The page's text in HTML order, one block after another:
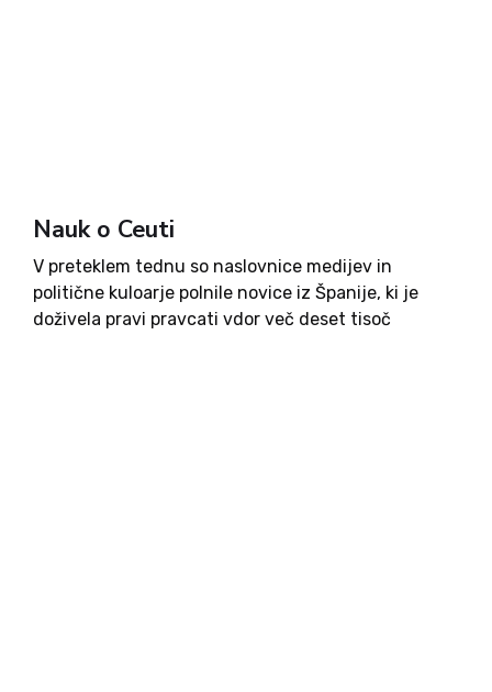
Nauk o Ceuti
V preteklem tednu so naslovnice medijev in
politične kuloarje polnile novice iz Španije, ki je
doživela pravi pravcati vdor več deset tisoč